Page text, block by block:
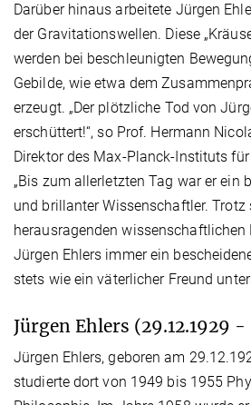
Darüber hinaus arbeitete Jürgen
der Gravitationswellen. Diese
werden bei beschleunigten
Gebilde, wie etwa dem
erzeugt. „Der plötzliche Tod von
erschüttert!“, so Prof. Hermann
Direktor des Max-Planck-Instituts
„Bis zum allerletzten Tag war er ein
und brillanter Wissenschaftler. Trotz
herausragenden wissenschaftlichen
Jürgen Ehlers immer ein
stets wie ein väterlicher Freund
Jürgen Ehlers (29.12.1929 -
Jürgen Ehlers, geboren am
studierte dort von 1949 bis 1955